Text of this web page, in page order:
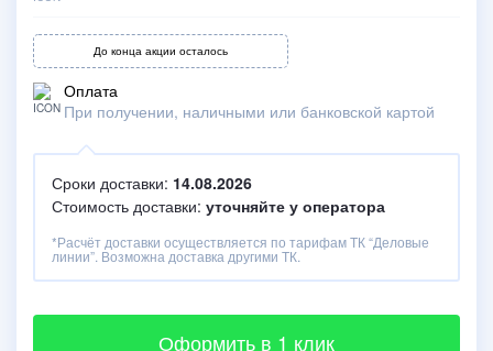
До конца акции осталось
Оплата
При получении, наличными или банковской картой
Сроки доставки: 14.08.2026
Стоимость доставки: уточняйте у оператора
*Расчёт доставки осуществляется по тарифам ТК “Деловые
линии”. Возможна доставка другими ТК.
Оформить в 1 клик